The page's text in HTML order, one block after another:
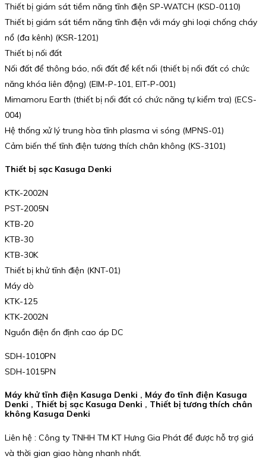
Thiết bị giám sát tiềm năng tĩnh điện SP-WATCH (KSD-0110)
Thiết bị giám sát tiềm năng tĩnh điện với máy ghi loại chống cháy
nổ (đa kênh) (KSR-1201)
Thiết bị nối đất
Nối đất để thông báo, nối đất để kết nối (thiết bị nối đất có chức
năng khóa liên động) (EIM-P-101, EIT-P-001)
Mimamoru Earth (thiết bị nối đất có chức năng tự kiểm tra) (ECS-
004)
Hệ thống xử lý trung hòa tĩnh plasma vi sóng (MPNS-01)
Cảm biến thế tĩnh điện tương thích chân không (KS-3101)
Thiết bị sạc Kasuga Denki
KTK-2002N
PST-2005N
KTB-20
KTB-30
KTB-30K
Thiết bị khử tĩnh điện (KNT-01)
Máy dò
KTK-125
KTK-2002N
Nguồn điện ổn định cao áp DC
SDH-1010PN
SDH-1015PN
Máy khử tĩnh điện Kasuga Denki , Máy đo tĩnh điện Kasuga
Denki , Thiết bị sạc Kasuga Denki , Thiết bị tương thích chân
không Kasuga Denki
Liên hệ : Công ty TNHH TM KT Hưng Gia Phát để được hỗ trợ giá
và thời gian giao hàng nhanh nhất.